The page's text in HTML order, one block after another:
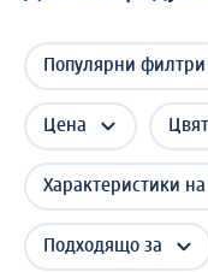
Популярни филтри
Цена Цвят
Характеристики
Подходящо за